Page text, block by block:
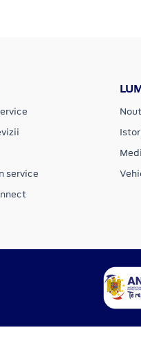
service